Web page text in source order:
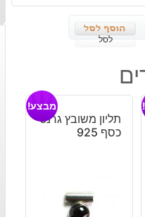
לסל
תליון משובץ גרנט
כסף 925
מבצע!